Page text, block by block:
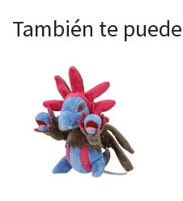
También te